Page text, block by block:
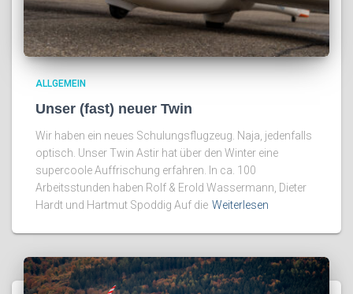
ALLGEMEIN
Unser (fast) neuer Twin
Wir haben ein neues Schulungsflugzeug. Naja, jedenfalls
optisch. Unser Twin Astir hat über den Winter eine
supercoole Auffrischung erfahren. In ca. 100
Arbeitsstunden haben Rolf & Erold Wassermann, Dieter
Hardt und Hartmut Spoddig Auf die Weiterlesen